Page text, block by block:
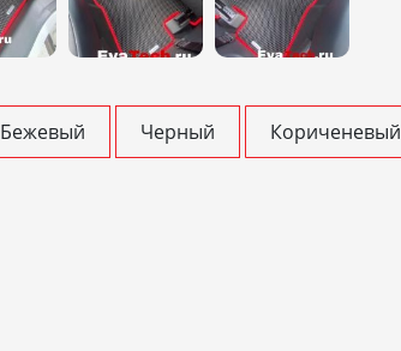
Бежевый Черный Кориченевый